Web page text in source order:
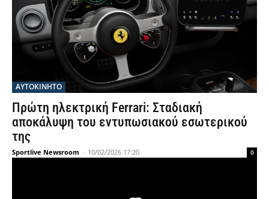
ΑΥΤΟΚΙΝΗΤΟ
Πρώτη ηλεκτρική Ferrari: Σταδιακή
αποκάλυψη του εντυπωσιακού εσωτερικού
της
Sportlive Newsroom - 10/02/2026 17:20 0